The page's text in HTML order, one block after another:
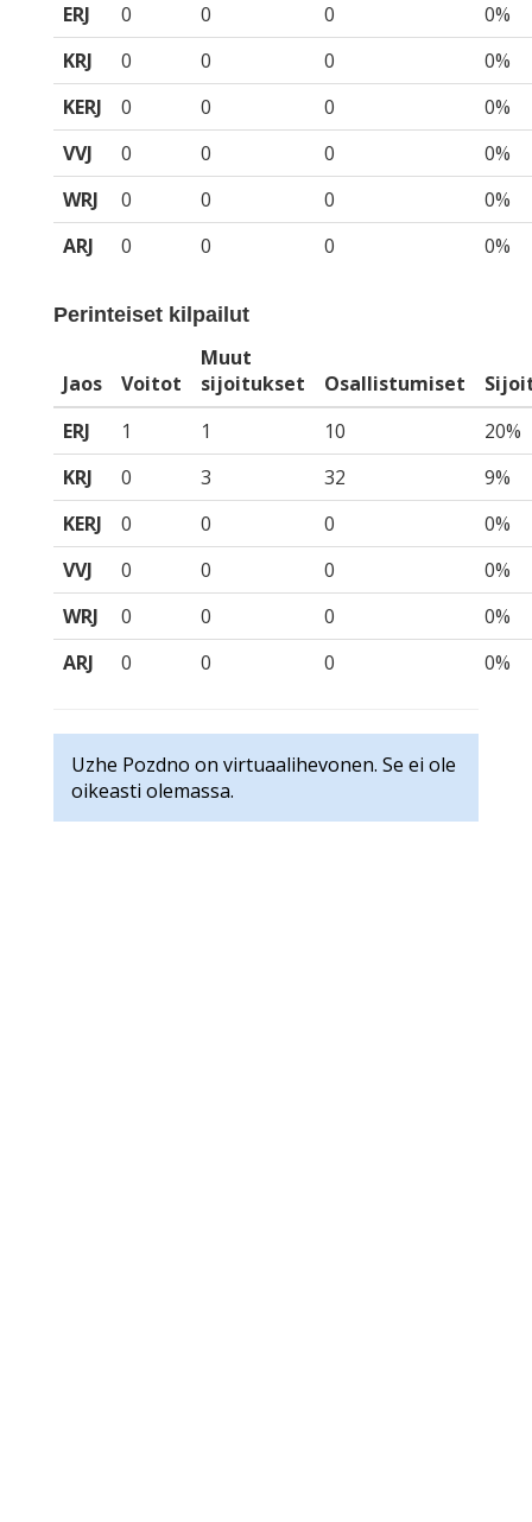
ERJ
0 0 0
0%
KRJ
0 0 0
0%
KERJ
0 0 0
0%
VVJ
0 0 0
0%
WRJ
0 0 0
0%
ARJ
0 0 0 0%
Perinteiset kilpailut
Jaos Voitot
Muut
sijoitukset
Osallistumiset
ERJ
1 1 10
20%
KRJ
0 3 32
9%
KERJ
0 0 0
0%
VVJ
0 0 0
0%
WRJ
0 0 0
0%
ARJ
0 0 0 0%
Uzhe Pozdno on virtuaalihevonen. Se ei ole
oikeasti olemassa.